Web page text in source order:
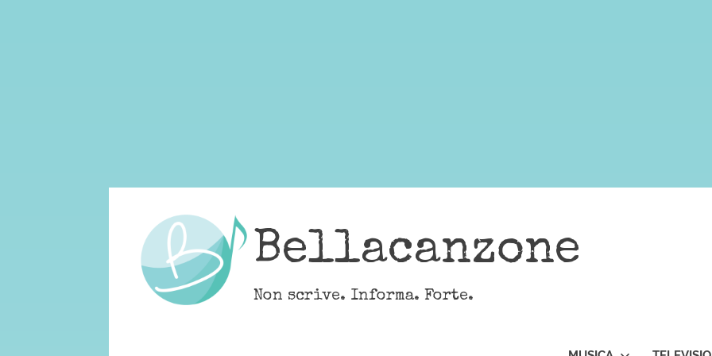
content
Bellacanzone
Non scrive. Informa. Forte.